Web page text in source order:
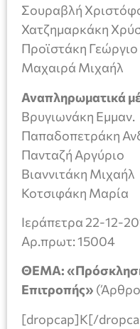
Σουραβλή
Χατζημαρκάκη
Προϊστάκη Γεώργιο
Μαχαιρά Μιχαήλ
Αναπληρωματικά
Βρυγιωνάκη Εμμαν.
Παπαδοπετράκη
Πανταζή Αργύριο
Βιαννιτάκη Μιχαήλ
Κοτσιφάκη Μαρία
Ιεράπετρα 22-12-
Aρ.πρωτ: 15004
ΘΕΜΑ: «Πρόσκληση
Επιτροπής»
[dropcap]Κ[/